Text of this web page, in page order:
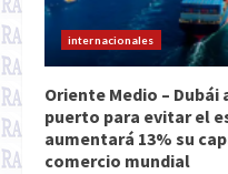
internacionales
Oriente Medio –
puerto para evitar el
aumentará 13% su
comercio mundial